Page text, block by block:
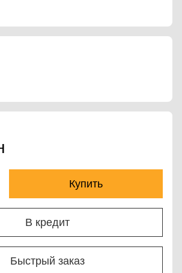
Купить
В кредит
Быстрый заказ